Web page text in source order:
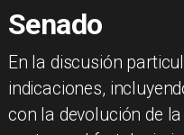
Senado
​En la discusión
indicaciones,
con la devolución de